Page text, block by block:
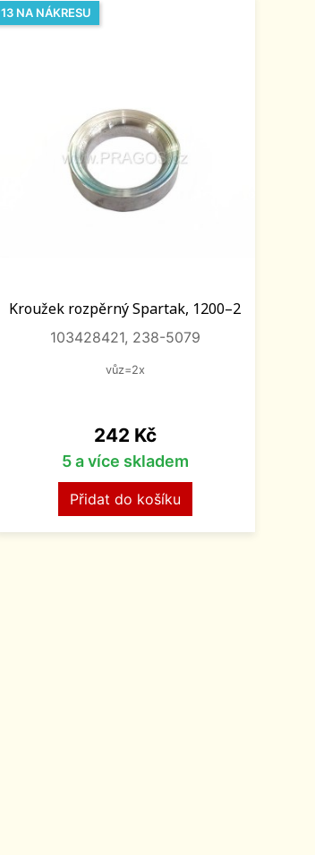
Kroužek rozpěrný Spartak, 1200–2
103428421, 238-5079
vůz=2x
Cena
242 Kč
5 a více skladem
Přidat do košíku
13 NA NÁKRESU